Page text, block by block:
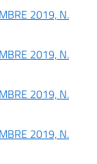
2019, N.
2019, N.
2019, N.
2019, N.